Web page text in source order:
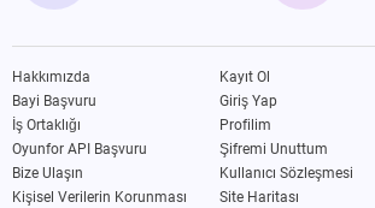
Hakkımızda
Bayi Başvuru
İş Ortaklığı
Oyunfor API Başvuru
Bize Ulaşın
Kişisel Verilerin Korunması
Kayıt Ol
Giriş Yap
Profilim
Şifremi Unuttum
Kullanıcı Sözleşmesi
Site Haritası